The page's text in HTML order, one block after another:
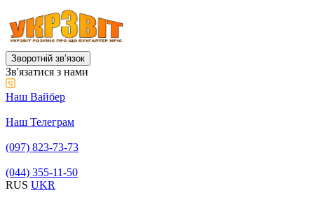
Зворотній звʼязок
Зв'язатися з нами
Наш Вайбер
Наш Телеграм
(097) 823-73-73
(044) 355-11-50
RUS UKR